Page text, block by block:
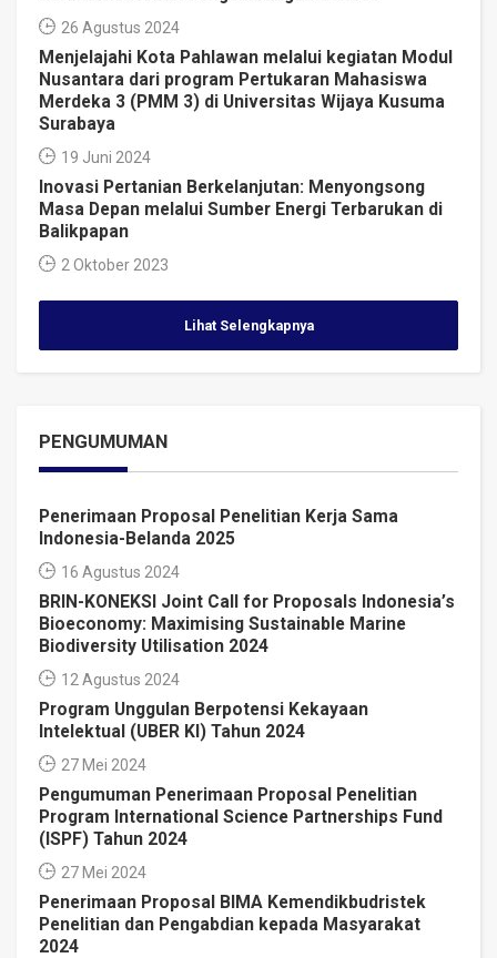
26 Agustus 2024
Menjelajahi Kota Pahlawan melalui kegiatan Modul
Nusantara dari program Pertukaran Mahasiswa
Merdeka 3 (PMM 3) di Universitas Wijaya Kusuma
Surabaya
19 Juni 2024
Inovasi Pertanian Berkelanjutan: Menyongsong
Masa Depan melalui Sumber Energi Terbarukan di
Balikpapan
2 Oktober 2023
Lihat Selengkapnya
PENGUMUMAN
Penerimaan Proposal Penelitian Kerja Sama
Indonesia-Belanda 2025
16 Agustus 2024
BRIN-KONEKSI Joint Call for Proposals Indonesia’s
Bioeconomy: Maximising Sustainable Marine
Biodiversity Utilisation 2024
12 Agustus 2024
Program Unggulan Berpotensi Kekayaan
Intelektual (UBER KI) Tahun 2024
27 Mei 2024
Pengumuman Penerimaan Proposal Penelitian
Program International Science Partnerships Fund
(ISPF) Tahun 2024
27 Mei 2024
Penerimaan Proposal BIMA Kemendikbudristek
Penelitian dan Pengabdian kepada Masyarakat
2024